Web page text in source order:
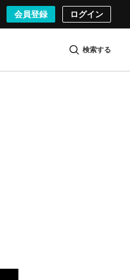
会員登録 ログイン
検索する